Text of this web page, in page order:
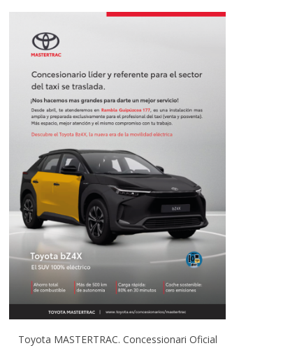
Toyota MASTERTRAC. Concessionari Oficial